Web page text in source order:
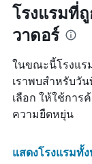
ดง
เฉลี่ย
ห้อง
พัก
วัน
ของ
สัปดาห์
แผนภูมิ
มี
แกน
X
1
แกน
วัน
โรงแรมที่
วาดอร์
ในขณะนี้โรงแร
เราพบสำหรับวั
เลือก ให้ใช้การ
ความยืดหยุ่น
แสดงโรงแรมทั้